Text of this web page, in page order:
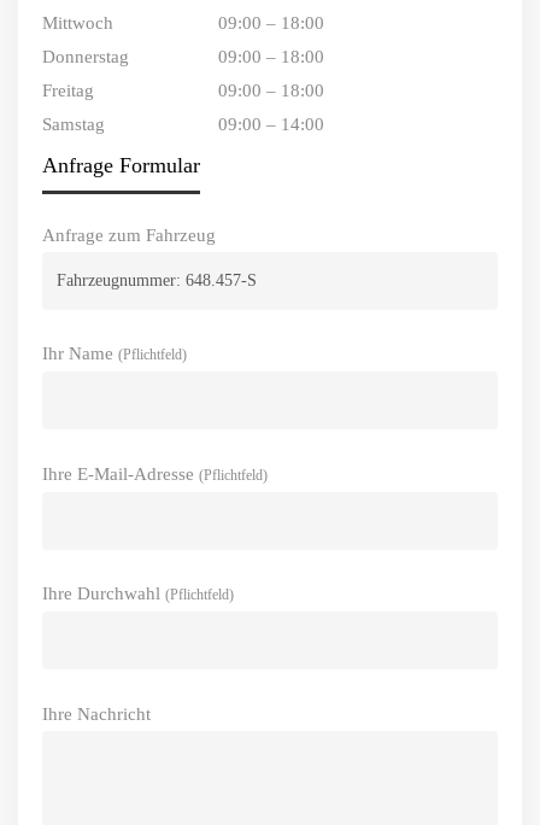
Mittwoch
09:00 – 18:00
Donnerstag
09:00 – 18:00
Freitag
09:00 – 18:00
Samstag
09:00 – 14:00
Anfrage Formular
Anfrage zum Fahrzeug
Ihr Name (Pflichtfeld)
Ihre E-Mail-Adresse (Pflichtfeld)
Ihre Durchwahl (Pflichtfeld)
Ihre Nachricht